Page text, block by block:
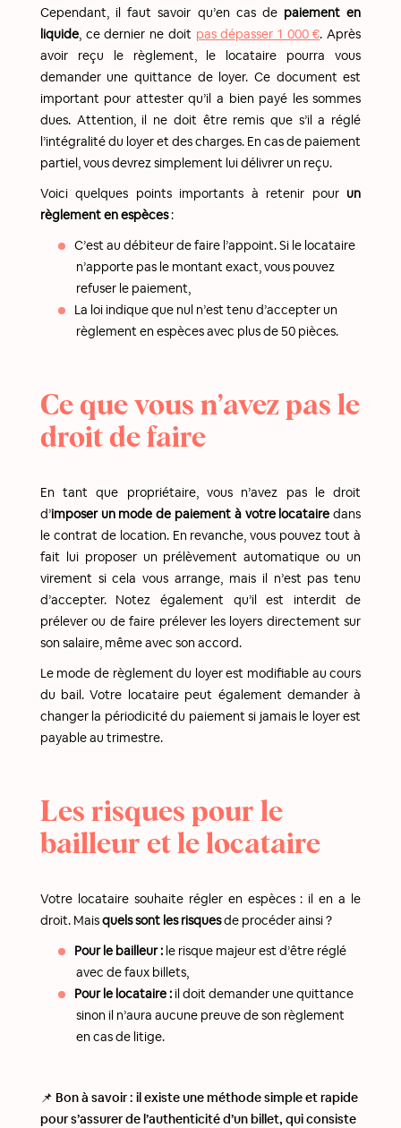
Cependant, il faut savoir qu’en cas de paiement en
liquide, ce dernier ne doit pas dépasser 1 000 €. Après
avoir reçu le règlement, le locataire pourra vous
demander une quittance de loyer. Ce document est
important pour attester qu’il a bien payé les sommes
dues. Attention, il ne doit être remis que s’il a réglé
l’intégralité du loyer et des charges. En cas de paiement
partiel, vous devrez simplement lui délivrer un reçu.
Voici quelques points importants à retenir pour un
règlement en espèces:
C’est au débiteur de faire l’appoint. Si le locataire
n’apporte pas le montant exact, vous pouvez
refuser le paiement,
La loi indique que nul n’est tenu d’accepter un
règlement en espèces avec plus de 50 pièces.
Ce que vous n’avez pas le
droit de faire
En tant que propriétaire, vous n’avez pas le droit
d’imposer un mode de paiement à votre locataire dans
le contrat de location. En revanche, vous pouvez tout à
fait lui proposer un prélèvement automatique ou un
virement si cela vous arrange, mais il n’est pas tenu
d’accepter. Notez également qu’il est interdit de
prélever ou de faire prélever les loyers directement sur
son salaire, même avec son accord.
Le mode de règlement du loyer est modifiable au cours
du bail. Votre locataire peut également demander à
changer la périodicité du paiement si jamais le loyer est
payable au trimestre.
Les risques pour le
bailleur et le locataire
Votre locataire souhaite régler en espèces : il en a le
droit. Maisquels sont les risquesde procéder ainsi ?
Pour le bailleur :le risque majeur est d’être réglé
avec de faux billets,
Pour le locataire :il doit demander une quittance
sinon il n’aura aucune preuve de son règlement
en cas de litige.
📌 Bon à savoir : il existe une méthode simple et rapide
pour s’assurer de l’authenticité d’un billet, qui consiste